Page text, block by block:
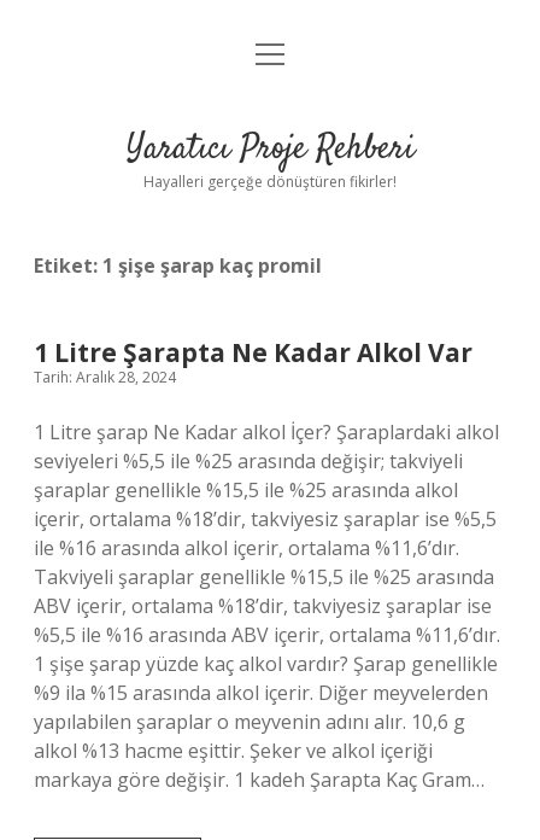
Anasayfa
Yasal Uyarı
menüyü
Yaratıcı Proje Rehberi
Hayalleri gerçeğe dönüştüren fikirler!
Etiket: 1 şişe şarap kaç promil
1 Litre Şarapta Ne Kadar Alkol Var
Tarih: Aralık 28, 2024
1 Litre şarap Ne Kadar alkol İçer? Şaraplardaki alkol
seviyeleri %5,5 ile %25 arasında değişir; takviyeli
şaraplar genellikle %15,5 ile %25 arasında alkol
içerir, ortalama %18’dir, takviyesiz şaraplar ise %5,5
ile %16 arasında alkol içerir, ortalama %11,6’dır.
Takviyeli şaraplar genellikle %15,5 ile %25 arasında
ABV içerir, ortalama %18’dir, takviyesiz şaraplar ise
%5,5 ile %16 arasında ABV içerir, ortalama %11,6’dır.
1 şişe şarap yüzde kaç alkol vardır? Şarap genellikle
%9 ila %15 arasında alkol içerir. Diğer meyvelerden
yapılabilen şaraplar o meyvenin adını alır. 10,6 g
alkol %13 hacme eşittir. Şeker ve alkol içeriği
markaya göre değişir. 1 kadeh Şarapta Kaç Gram…